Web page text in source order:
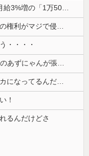
【速報】人事院、2年連続で国家公務員月給3%増の「1万5056円」引き上げ勧告 2年で6%超え
【物議】大物インフルエンサー「喫煙者の権利がマジで侵害されてる。いくら税金払ってるんだ」
・・・・
【画像】NHK女子アナさん、あずにゃんのあずにゃんが張ってしまう
彼氏が『この車』買おうとして私とケンカになってるんだけどｗｗｗｗｗｗ
！
るんだけどさ